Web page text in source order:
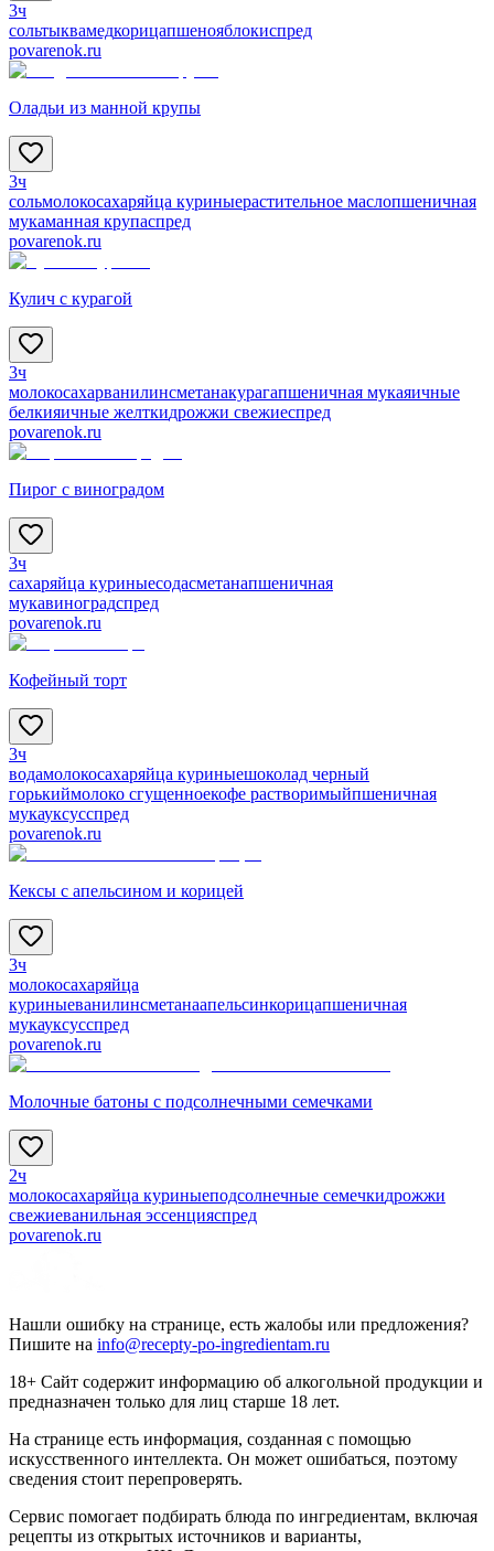
3ч
сольтыквамедкорицапшенояблокиспред
povarenok.ru
Оладьи из манной крупы
3ч
сольмолокосахаряйца куриныерастительное маслопшеничная
мукаманная крупаспред
povarenok.ru
Кулич с курагой
3ч
молокосахарванилинсметанакурагапшеничная мукаяичные
белкияичные желткидрожжи свежиеспред
povarenok.ru
Пирог с виноградом
3ч
сахаряйца куриныесодасметанапшеничная
мукавиноградспред
povarenok.ru
Кофейный торт
3ч
водамолокосахаряйца куриныешоколад черный
горькиймолоко сгущенноекофе растворимыйпшеничная
мукауксусспред
povarenok.ru
Кексы с апельсином и корицей
3ч
молокосахаряйца
куриныеванилинсметанаапельсинкорицапшеничная
мукауксусспред
povarenok.ru
Молочные батоны с подсолнечными семечками
2ч
молокосахаряйца куриныеподсолнечные семечкидрожжи
свежиеванильная эссенцияспред
povarenok.ru
Нашли ошибку на странице, есть жалобы или предложения?
Пишите на info@recepty-po-ingredientam.ru
18+ Сайт содержит информацию об алкогольной продукции и
предназначен только для лиц старше 18 лет.
На странице есть информация, созданная с помощью
искусственного интеллекта. Он может ошибаться, поэтому
сведения стоит перепроверять.
Сервис помогает подбирать блюда по ингредиентам, включая
рецепты из открытых источников и варианты,